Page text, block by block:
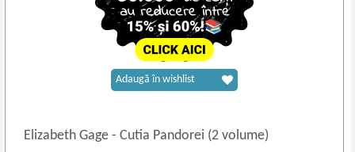
Elizabeth Gage- Cutia Pandorei (2 volume)
Adaugă în wishlist